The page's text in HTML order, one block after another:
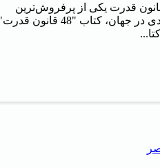
چیز درباره کتاب ۴۸ قانون قدرت یکی از پرفروش‌ترین
کتب موفقیت و توسعه فردی در جهان، کتاب "48 قانون